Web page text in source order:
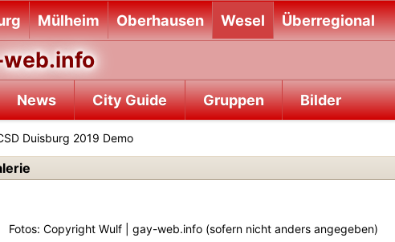
Mülheim Oberhausen Wesel Überregional
News City Guide Gruppen Bilder
Duisburg 2019 Demo
Fotos: Copyright Wulf | gay-web.info (sofern nicht anders angegeben)